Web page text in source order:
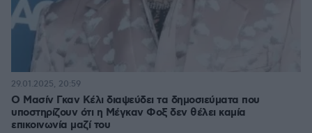
Ο Μασίν Γκαν Κέλι διαψεύδει τα δημοσιεύματα που
υποστηρίζουν ότι η Μέγκαν Φοξ δεν θέλει καμία
επικοινωνία μαζί του
29.01.2025, 20:59